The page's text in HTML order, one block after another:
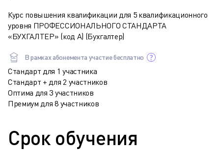
Курс повышения квалификации для 5 квалификационного
уровня ПРОФЕССИОНАЛЬНОГО СТАНДАРТА
«БУХГАЛТЕР» (код А) (Бухгалтер)
В рамках абонемента участие бесплатно
Стандарт для 1 участника
Стандарт + для 2 участников
Оптима для 3 участников
Премиум для 8 участников
Срок обучения